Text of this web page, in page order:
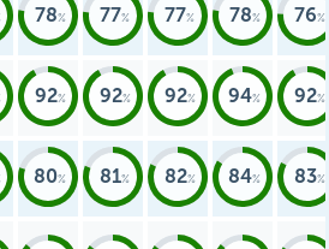
78 77 77 78 76
92 92 92 94 92
80 81 82 84 83